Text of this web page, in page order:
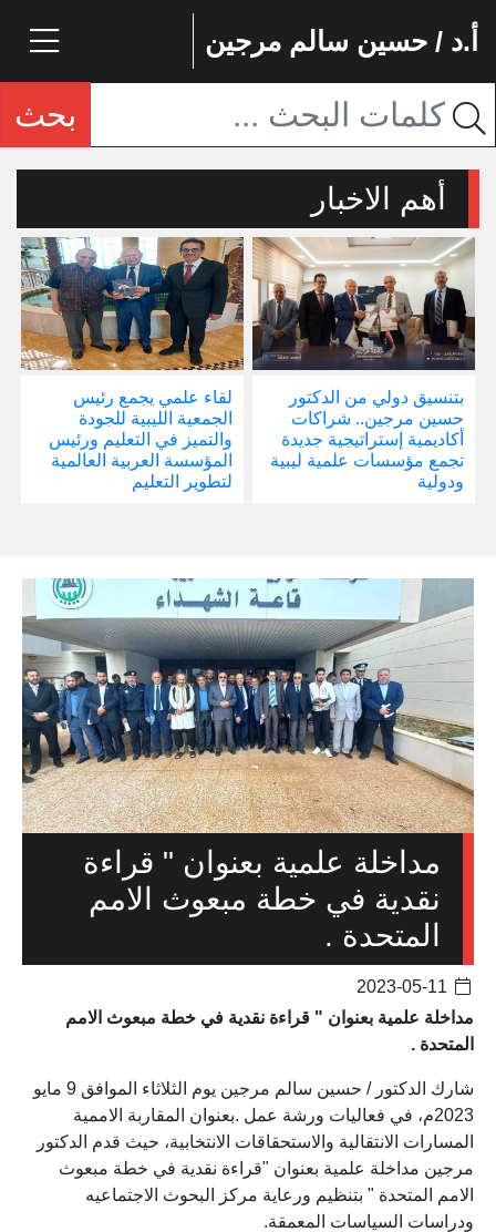
أ.د / حسين سالم مرجين
بحث
أهم الاخبار
بتنسيق دولي من الدكتور
حسين مرجين.. شراكات
أكاديمية إستراتيجية جديدة
تجمع مؤسسات علمية ليبية
ودولية
لقاء علمي يجمع رئيس
الجمعية الليبية للجودة
والتميز في التعليم ورئيس
المؤسسة العربية العالمية
لتطوير التعليم
مداخلة علمية بعنوان " قراءة
نقدية في خطة مبعوث الامم
المتحدة .
مداخلة علمية بعنوان " قراءة نقدية في خطة مبعوث الامم
المتحدة .
شارك الدكتور / حسين سالم مرجين يوم الثلاثاء الموافق 9 مايو
2023م، في فعاليات ورشة عمل .بعنوان المقاربة الاممية
المسارات الانتقالية والاستحقاقات الانتخابية، حيث قدم الدكتور
مرجين مداخلة علمية بعنوان "قراءة نقدية في خطة مبعوث
الامم المتحدة " بتنظيم ورعاية مركز البحوث الاجتماعيه
ودراسات السياسات المعمقة.